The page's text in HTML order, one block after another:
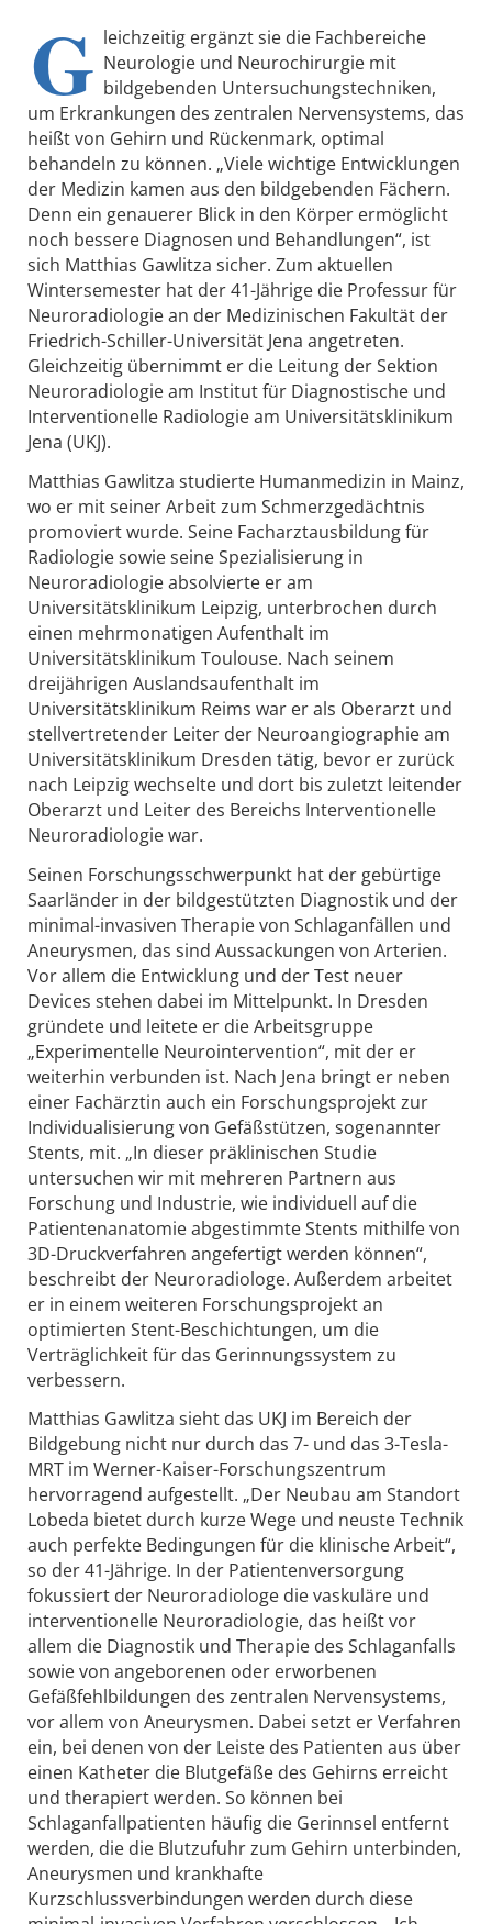
G leichzeitig ergänzt sie die Fachbereiche
Neurologie und Neurochirurgie mit
bildgebenden Untersuchungstechniken,
um Erkrankungen des zentralen Nervensystems, das
heißt von Gehirn und Rückenmark, optimal
behandeln zu können. „Viele wichtige Entwicklungen
der Medizin kamen aus den bildgebenden Fächern.
Denn ein genauerer Blick in den Körper ermöglicht
noch bessere Diagnosen und Behandlungen“, ist
sich Matthias Gawlitza sicher. Zum aktuellen
Wintersemester hat der 41-Jährige die Professur für
Neuroradiologie an der Medizinischen Fakultät der
Friedrich-Schiller-Universität Jena angetreten.
Gleichzeitig übernimmt er die Leitung der Sektion
Neuroradiologie am Institut für Diagnostische und
Interventionelle Radiologie am Universitätsklinikum
Jena (UKJ).
Matthias Gawlitza studierte Humanmedizin in Mainz,
wo er mit seiner Arbeit zum Schmerzgedächtnis
promoviert wurde. Seine Facharztausbildung für
Radiologie sowie seine Spezialisierung in
Neuroradiologie absolvierte er am
Universitätsklinikum Leipzig, unterbrochen durch
einen mehrmonatigen Aufenthalt im
Universitätsklinikum Toulouse. Nach seinem
dreijährigen Auslandsaufenthalt im
Universitätsklinikum Reims war er als Oberarzt und
stellvertretender Leiter der Neuroangiographie am
Universitätsklinikum Dresden tätig, bevor er zurück
nach Leipzig wechselte und dort bis zuletzt leitender
Oberarzt und Leiter des Bereichs Interventionelle
Neuroradiologie war.
Seinen Forschungsschwerpunkt hat der gebürtige
Saarländer in der bildgestützten Diagnostik und der
minimal-invasiven Therapie von Schlaganfällen und
Aneurysmen, das sind Aussackungen von Arterien.
Vor allem die Entwicklung und der Test neuer
Devices stehen dabei im Mittelpunkt. In Dresden
gründete und leitete er die Arbeitsgruppe
„Experimentelle Neurointervention“, mit der er
weiterhin verbunden ist. Nach Jena bringt er neben
einer Fachärztin auch ein Forschungsprojekt zur
Individualisierung von Gefäßstützen, sogenannter
Stents, mit. „In dieser präklinischen Studie
untersuchen wir mit mehreren Partnern aus
Forschung und Industrie, wie individuell auf die
Patientenanatomie abgestimmte Stents mithilfe von
3D-Druckverfahren angefertigt werden können“,
beschreibt der Neuroradiologe. Außerdem arbeitet
er in einem weiteren Forschungsprojekt an
optimierten Stent-Beschichtungen, um die
Verträglichkeit für das Gerinnungssystem zu
verbessern.
Matthias Gawlitza sieht das UKJ im Bereich der
Bildgebung nicht nur durch das 7- und das 3-Tesla-
MRT im Werner-Kaiser-Forschungszentrum
hervorragend aufgestellt. „Der Neubau am Standort
Lobeda bietet durch kurze Wege und neuste Technik
auch perfekte Bedingungen für die klinische Arbeit“,
so der 41-Jährige. In der Patientenversorgung
fokussiert der Neuroradiologe die vaskuläre und
interventionelle Neuroradiologie, das heißt vor
allem die Diagnostik und Therapie des Schlaganfalls
sowie von angeborenen oder erworbenen
Gefäßfehlbildungen des zentralen Nervensystems,
vor allem von Aneurysmen. Dabei setzt er Verfahren
ein, bei denen von der Leiste des Patienten aus über
einen Katheter die Blutgefäße des Gehirns erreicht
und therapiert werden. So können bei
Schlaganfallpatienten häufig die Gerinnsel entfernt
werden, die die Blutzufuhr zum Gehirn unterbinden,
Aneurysmen und krankhafte
Kurzschlussverbindungen werden durch diese